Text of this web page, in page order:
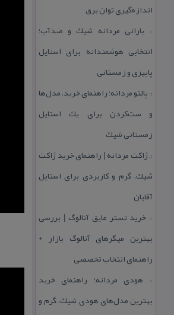
اندازه‌گیری توان برق
:: بارانی مردانه شیك و ضدآب؛
انتخابی هوشمندانه برای استایل
پاییزی و زمستانی
:: پالتو مردانه؛ راهنمای خرید، مدل‌ها
و ست‌كردن برای یك استایل
زمستانی شیك
::ژاكت مردانه | راهنمای خرید ژاكت
شیك، گرم و كاربردی برای استایل
آقایان
:: خرید تستر عایق آنالوگ | بررسی
بهترین میگرهای آنالوگ بازار +
راهنمای انتخاب تخصصی
:: هودی مردانه؛ راهنمای خرید
بهترین مدل‌های هودی شیك، گرم و